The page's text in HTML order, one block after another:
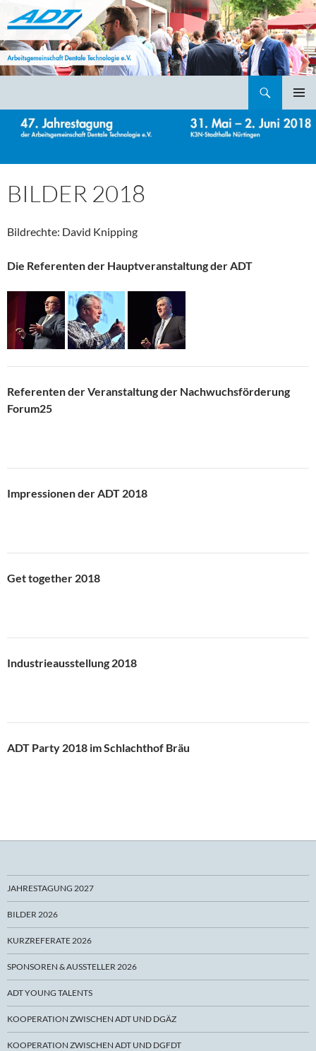
ADT – Arbeitsgemeinschaft Dentale Technologie e.V.
MENÜ
INHALT
SPRINGEN
BILDER 2018
Bildrechte: David Knipping
Die Referenten der Hauptveranstaltung der ADT
Referenten der Veranstaltung der Nachwuchsförderung
Forum25
Impressionen der ADT 2018
Get together 2018
Industrieausstellung 2018
ADT Party 2018 im Schlachthof Bräu
JAHRESTAGUNG 2027
BILDER 2026
KURZREFERATE 2026
SPONSOREN & AUSSTELLER 2026
ADT YOUNG TALENTS
KOOPERATION ZWISCHEN ADT UND DGÄZ
KOOPERATION ZWISCHEN ADT UND DGFDT